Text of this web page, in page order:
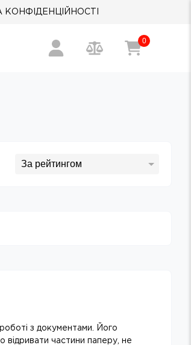
КОНФІДЕНЦІЙНОСТІ
0
з документами. Його
відривати частини паперу, не